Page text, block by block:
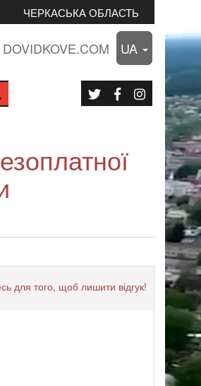
ЧЕРКАСЬКА ОБЛАСТЬ
DOVIDKOVE.COM UA
для того, щоб лишити відгук!